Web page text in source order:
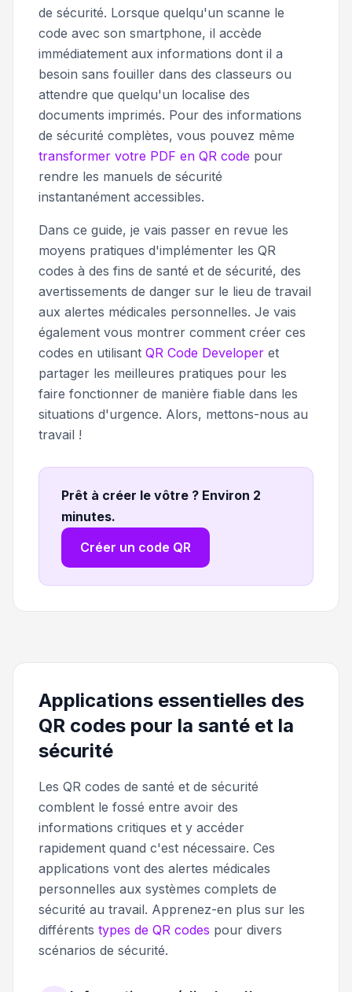
de sécurité. Lorsque quelqu'un scanne le
code avec son smartphone, il accède
immédiatement aux informations dont il a
besoin sans fouiller dans des classeurs ou
attendre que quelqu'un localise des
documents imprimés. Pour des informations
de sécurité complètes, vous pouvez même
transformer votre PDF en QR code pour
rendre les manuels de sécurité
instantanément accessibles.
Dans ce guide, je vais passer en revue les
moyens pratiques d'implémenter les QR
codes à des fins de santé et de sécurité, des
avertissements de danger sur le lieu de travail
aux alertes médicales personnelles. Je vais
également vous montrer comment créer ces
codes en utilisant QR Code Developer et
partager les meilleures pratiques pour les
faire fonctionner de manière fiable dans les
situations d'urgence. Alors, mettons-nous au
travail !
Prêt à créer le vôtre ? Environ 2
minutes.
Créer un code QR
Applications essentielles des
QR codes pour la santé et la
sécurité
Les QR codes de santé et de sécurité
comblent le fossé entre avoir des
informations critiques et y accéder
rapidement quand c'est nécessaire. Ces
applications vont des alertes médicales
personnelles aux systèmes complets de
sécurité au travail. Apprenez-en plus sur les
différents types de QR codes pour divers
scénarios de sécurité.